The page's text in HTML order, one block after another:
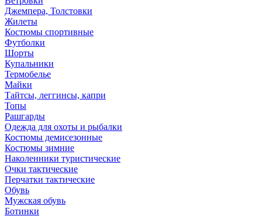
Джемпера, Толстовки
Жилеты
Костюмы спортивные
Футболки
Шорты
Купальники
Термобелье
Майки
Тайтсы, леггинсы, капри
Топы
Рашгарды
Одежда для охоты и рыбалки
Костюмы демисезонные
Костюмы зимние
Наколенники туристические
Очки тактические
Перчатки тактические
Обувь
Мужская обувь
Ботинки